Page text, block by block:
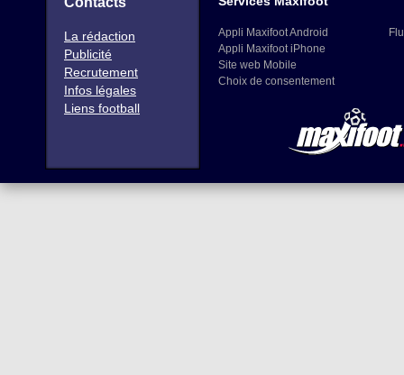
La rédaction
Publicité
Recrutement
Infos légales
Liens football
Appli Maxifoot Android
Appli Maxifoot iPhone
Site web Mobile
Choix de consentement